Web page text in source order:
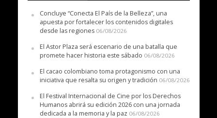
Concluye “Conecta El País de la Belleza”, una
apuesta por fortalecer los contenidos digitales
desde las regiones 06/08/2026
El Astor Plaza será escenario de una batalla que
promete hacer historia este sábado 06/08/2026
El cacao colombiano toma protagonismo con una
iniciativa que resalta su origen y tradición 06/08/2026
El Festival Internacional de Cine por los Derechos
Humanos abrirá su edición 2026 con una jornada
dedicada a la memoria y la paz 06/08/2026